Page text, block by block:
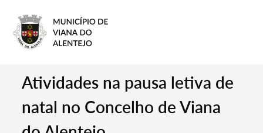
Atividades na pausa letiva de
natal no Concelho de Viana